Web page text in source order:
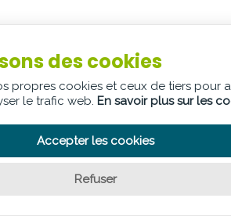
des cookies
propres cookies et ceux de tiers pour
le trafic web. En savoir plus sur les
Accepter les cookies
Refuser